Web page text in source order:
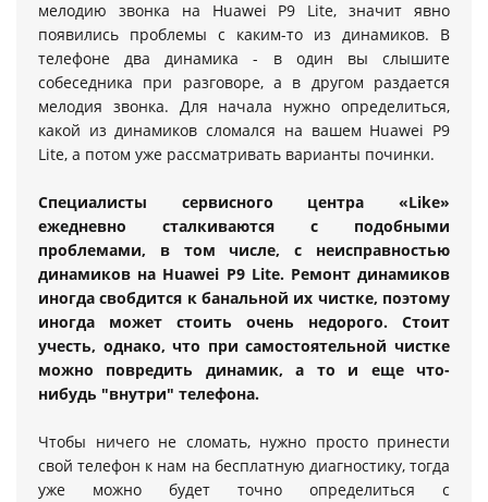
мелодию звонка на Huawei P9 Lite, значит явно
появились проблемы с каким-то из динамиков. В
телефоне два динамика - в один вы слышите
собеседника при разговоре, а в другом раздается
мелодия звонка. Для начала нужно определиться,
какой из динамиков сломался на вашем Huawei P9
Lite, а потом уже рассматривать варианты починки.
Специалисты сервисного центра «Like»
ежедневно сталкиваются с подобными
проблемами, в том числе, с неисправностью
динамиков на Huawei P9 Lite. Ремонт динамиков
иногда свобдится к банальной их чистке, поэтому
иногда может стоить очень недорого. Стоит
учесть, однако, что при самостоятельной чистке
можно повредить динамик, а то и еще что-
нибудь "внутри" телефона.
Чтобы ничего не сломать, нужно просто принести
свой телефон к нам на бесплатную диагностику, тогда
уже можно будет точно определиться с